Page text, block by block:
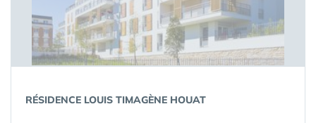
RÉSIDENCE LOUIS TIMAGÈNE HOUAT